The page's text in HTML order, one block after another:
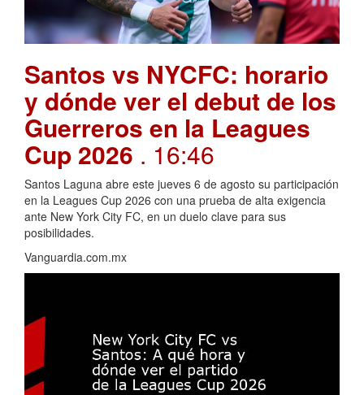
Santos vs NYCFC: horario
y dónde ver el debut de los
Guerreros en la Leagues
Cup 2026 . 16:46
Santos Laguna abre este jueves 6 de agosto su participación
en la Leagues Cup 2026 con una prueba de alta exigencia
ante New York City FC, en un duelo clave para sus
posibilidades.
Vanguardia.com.mx